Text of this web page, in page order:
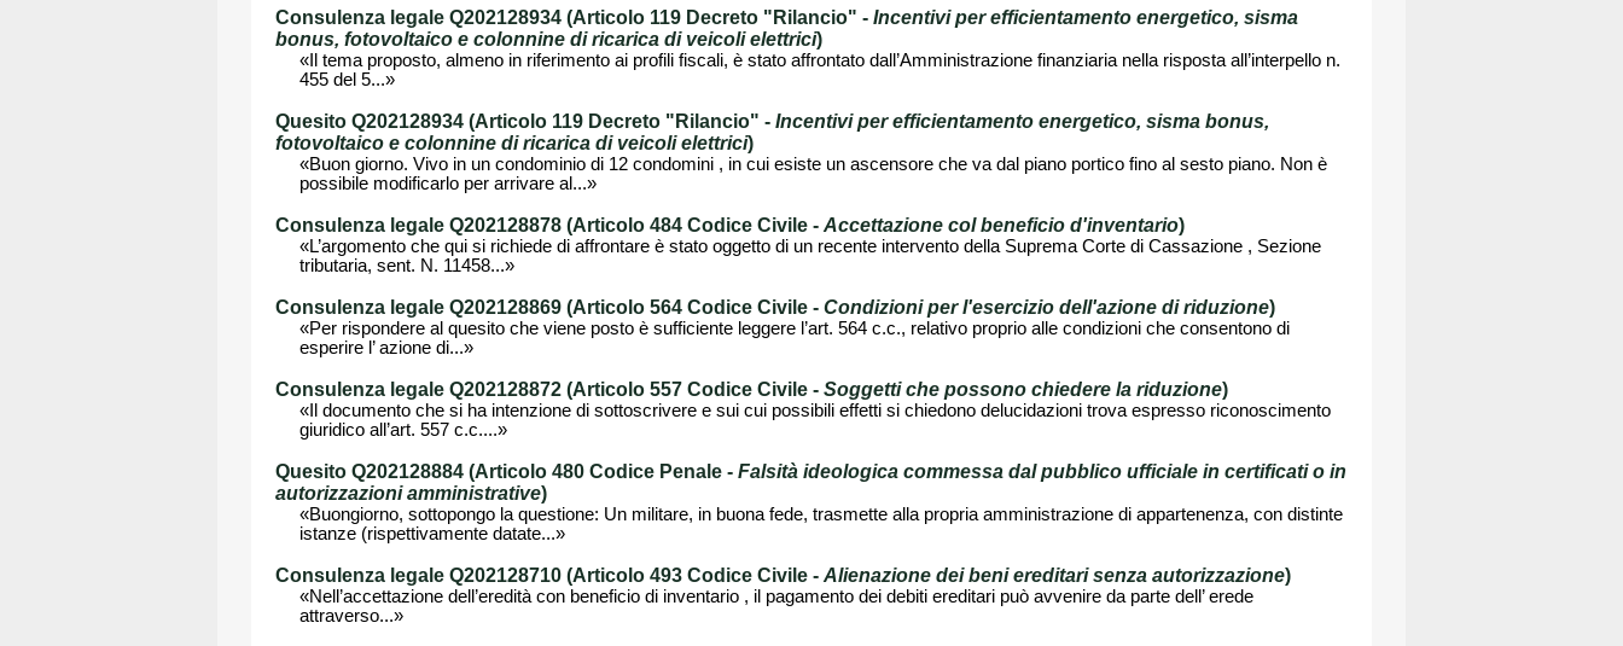
Consulenza legale Q202128934 (Articolo 119 Decreto "Rilancio" - Incentivi per efficientamento energetico, sisma
bonus, fotovoltaico e colonnine di ricarica di veicoli elettrici)
«Il tema proposto, almeno in riferimento ai profili fiscali, è stato affrontato dall’Amministrazione finanziaria nella risposta all’interpello n.
455 del 5...»
Quesito Q202128934 (Articolo 119 Decreto "Rilancio" - Incentivi per efficientamento energetico, sisma bonus,
fotovoltaico e colonnine di ricarica di veicoli elettrici)
«Buon giorno. Vivo in un condominio di 12 condomini , in cui esiste un ascensore che va dal piano portico fino al sesto piano. Non è
possibile modificarlo per arrivare al...»
Consulenza legale Q202128878 (Articolo 484 Codice Civile - Accettazione col beneficio d'inventario)
«L’argomento che qui si richiede di affrontare è stato oggetto di un recente intervento della Suprema Corte di Cassazione , Sezione
tributaria, sent. N. 11458...»
Consulenza legale Q202128869 (Articolo 564 Codice Civile - Condizioni per l'esercizio dell'azione di riduzione)
«Per rispondere al quesito che viene posto è sufficiente leggere l’art. 564 c.c., relativo proprio alle condizioni che consentono di
esperire l’ azione di...»
Consulenza legale Q202128872 (Articolo 557 Codice Civile - Soggetti che possono chiedere la riduzione)
«Il documento che si ha intenzione di sottoscrivere e sui cui possibili effetti si chiedono delucidazioni trova espresso riconoscimento
giuridico all’art. 557 c.c....»
Quesito Q202128884 (Articolo 480 Codice Penale - Falsità ideologica commessa dal pubblico ufficiale in certificati o in
autorizzazioni amministrative)
«Buongiorno, sottopongo la questione: Un militare, in buona fede, trasmette alla propria amministrazione di appartenenza, con distinte
istanze (rispettivamente datate...»
Consulenza legale Q202128710 (Articolo 493 Codice Civile - Alienazione dei beni ereditari senza autorizzazione)
«Nell’accettazione dell’eredità con beneficio di inventario , il pagamento dei debiti ereditari può avvenire da parte dell’ erede
attraverso...»